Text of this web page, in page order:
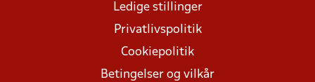
Ledige stillinger
Privatlivspolitik
Cookiepolitik
Betingelser og vilkår